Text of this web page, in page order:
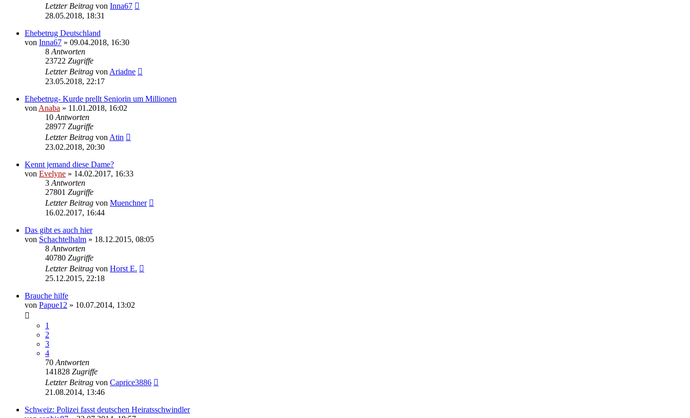
Letzter Beitrag von Inna67
28.05.2018, 18:31
Ehebetrug Deutschland
von Inna67 » 09.04.2018, 16:30
8 Antworten
23722 Zugriffe
Letzter Beitrag von Ariadne
23.05.2018, 22:17
Ehebetrug- Kurde prellt Seniorin um Millionen
von Anaba » 11.01.2018, 16:02
10 Antworten
28977 Zugriffe
Letzter Beitrag von Atin
23.02.2018, 20:30
Kennt jemand diese Dame?
von Evelyne » 14.02.2017, 16:33
3 Antworten
27801 Zugriffe
Letzter Beitrag von Muenchner
16.02.2017, 16:44
Das gibt es auch hier
von Schachtelhalm » 18.12.2015, 08:05
8 Antworten
40780 Zugriffe
Letzter Beitrag von Horst E.
25.12.2015, 22:18
Brauche hilfe
von Papue12 » 10.07.2014, 13:02
1
2
3
4
70 Antworten
141828 Zugriffe
Letzter Beitrag von Caprice3886
21.08.2014, 13:46
Schweiz: Polizei fasst deutschen Heiratsschwindler